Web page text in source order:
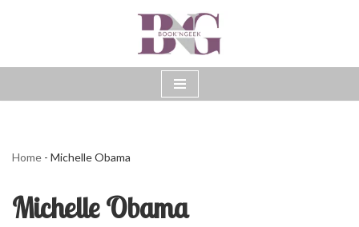
Home - Michelle Obama
Michelle Obama